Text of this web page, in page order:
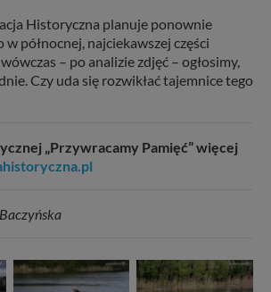
Historyczna planuje ponownie
północnej, najciekawszej części
– po analizie zdjęć – ogłosimy,
Czy uda się rozwikłać tajemnice tego
„Przywracamy Pamięć” więcej